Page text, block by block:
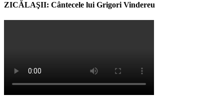
ZICĂLAŞII: Cântecele lui Grigori Vindereu